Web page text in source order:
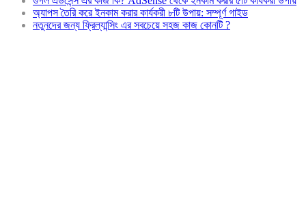
অ্যাপস তৈরি করে ইনকাম করার কার্যকরী ৮টি উপায়: সম্পূর্ণ গাইড
নতুনদের জন্য ফ্রিল্যান্সিং এর সবচেয়ে সহজ কাজ কোনটি ?